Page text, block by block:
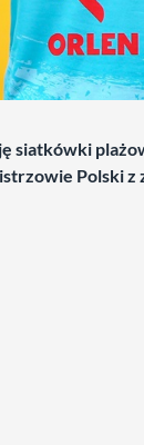
siatkówki
Polski z